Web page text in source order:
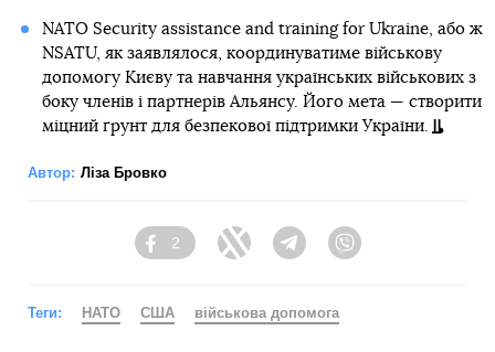
NATO Security assistance and training for Ukraine, або ж
NSATU, як заявлялося, координуватиме військову
допомогу Києву та навчання українських військових з
боку членів і партнерів Альянсу. Його мета — створити
міцний ґрунт для безпекової підтримки України.
Автор: Ліза Бровко
Facebook
2
Twitter TelegramViber
Теги: НАТО США військова допомога